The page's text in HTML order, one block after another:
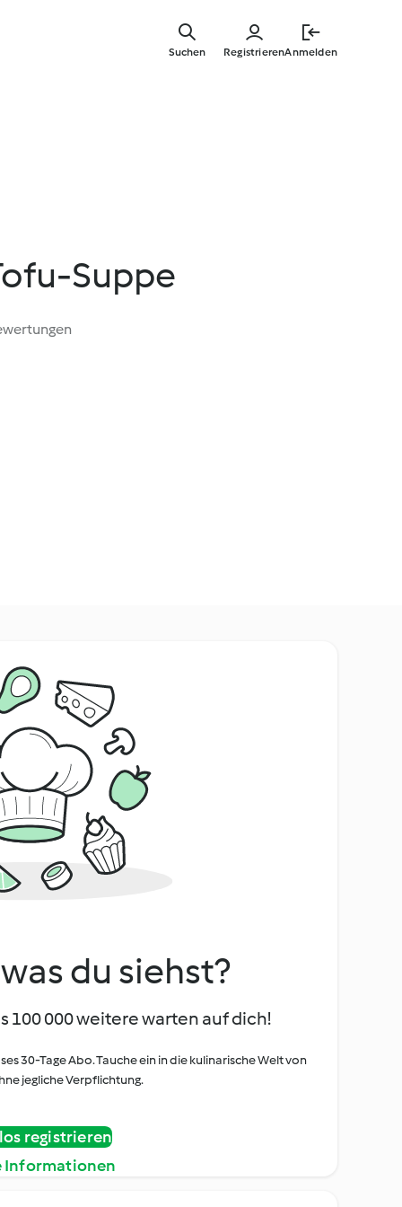
RegistrierenAnmelden
Suchen
Suppe
du siehst?
100 000 weitere warten auf dich!
30-Tage Abo. Tauche ein in die kulinarische Welt von
jegliche Verpflichtung.
registrieren
Informationen